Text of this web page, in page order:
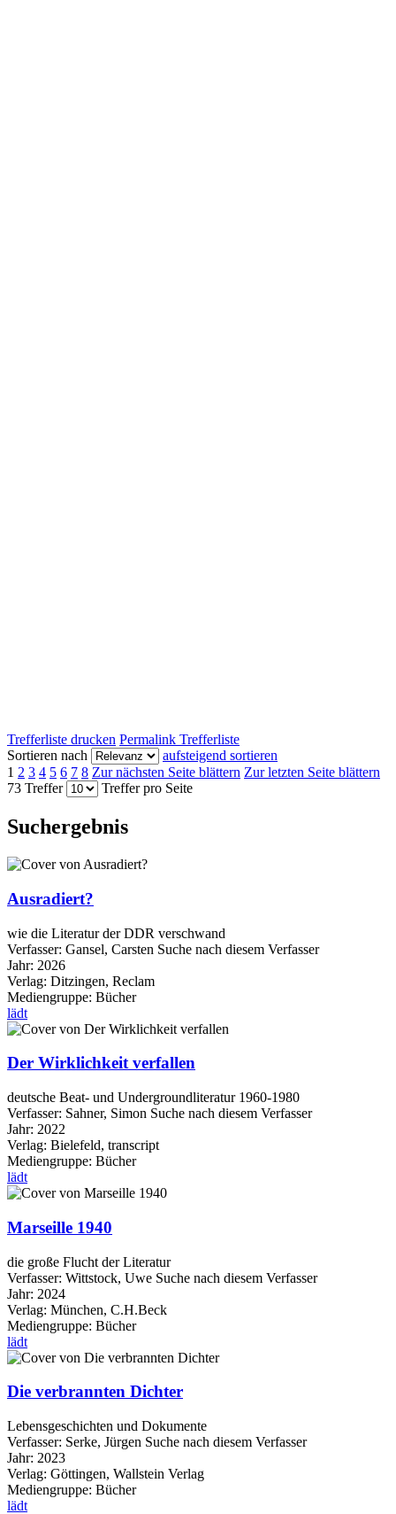
Trefferliste drucken Permalink Trefferliste
Sortieren nach
aufsteigend sortieren
1 2 3 4 5 6 7 8 Zur nächsten Seite blättern Zur letzten Seite blättern
73 Treffer
Treffer pro Seite
Suchergebnis
Ausradiert?
wie die Literatur der DDR verschwand
Verfasser: Gansel, Carsten Suche nach diesem Verfasser
Jahr: 2026
Verlag: Ditzingen, Reclam
Mediengruppe: Bücher
lädt
Der Wirklichkeit verfallen
deutsche Beat- und Undergroundliteratur 1960-1980
Verfasser: Sahner, Simon Suche nach diesem Verfasser
Jahr: 2022
Verlag: Bielefeld, transcript
Mediengruppe: Bücher
lädt
Marseille 1940
die große Flucht der Literatur
Verfasser: Wittstock, Uwe Suche nach diesem Verfasser
Jahr: 2024
Verlag: München, C.H.Beck
Mediengruppe: Bücher
lädt
Die verbrannten Dichter
Lebensgeschichten und Dokumente
Verfasser: Serke, Jürgen Suche nach diesem Verfasser
Jahr: 2023
Verlag: Göttingen, Wallstein Verlag
Mediengruppe: Bücher
lädt